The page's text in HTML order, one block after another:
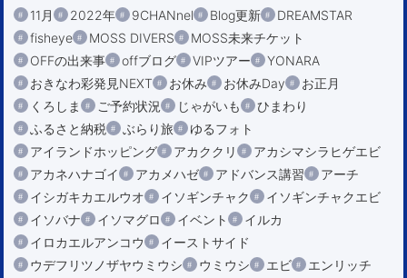
11月 2022年 9CHANnel Blog更新
DREAMSTAR
fisheye
MOSS DIVERS
MOSS未来チケット
OFFの出来事
offブログ VIPツアー
YONARA
おきなわ彩発見NEXT
お休み お休みDay
お正月
くろしま
ご予約状況 じゃがいも
ひまわり
ふるさと納税
ぶらり旅
ゆるフォト
アイランドホッピング
アカククリ
アカシマシラヒゲエビ
アカネハナゴイ
アカメハゼ アドバンス講習
アーチ
イシガキカエルウオ
イソギンチャク
イソギンチャクエビ
イソバナ
イソマグロ イベント
イルカ
イロカエルアンコウ
イーストサイド
ウデフリツノザヤウミウシ
ウミウシ エビ
エンリッチ